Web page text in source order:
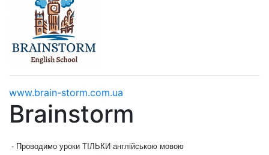
www.brain-storm.com.ua
Brainstorm
- Проводимо уроки ТІЛЬКИ англійською мовою